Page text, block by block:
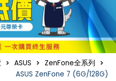
ASUS
ZenFone全系列
ASUS ZenFone 7 (6G/128G)